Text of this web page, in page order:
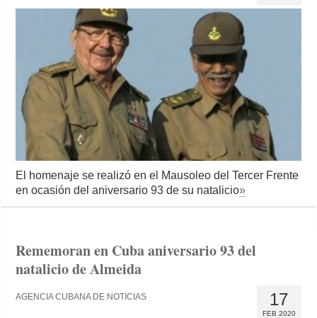
El homenaje se realizó en el Mausoleo del Tercer Frente
en ocasión del aniversario 93 de su natalicio»
Rememoran en Cuba aniversario 93 del
natalicio de Almeida
17
FEB 2020
AGENCIA CUBANA DE NOTICIAS